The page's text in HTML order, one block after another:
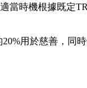
當時機根據既定
用於慈善，同